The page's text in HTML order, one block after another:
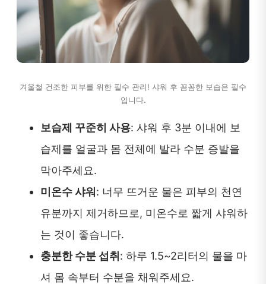
겨울철 건조한 피부를 위한 필수 관리! 샤워 후 꼼꼼한 보습은 필수
입니다.
보습제 꾸준히 사용: 샤워 후 3분 이내에 보
습제를 얼굴과 몸 전체에 발라 수분 증발을
막아주세요.
미온수 샤워: 너무 뜨거운 물은 피부의 천연
유분까지 제거하므로, 미온수로 짧게 샤워하
는 것이 좋습니다.
충분한 수분 섭취: 하루 1.5~2리터의 물을 마
셔 몸 속부터 수분을 채워주세요.